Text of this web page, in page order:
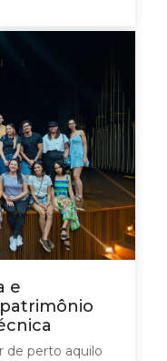
e
de perto aquilo